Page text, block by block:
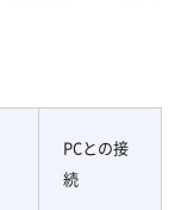
PCとの接
続